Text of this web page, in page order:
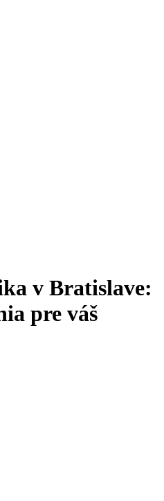
v Bratislave:
pre váš